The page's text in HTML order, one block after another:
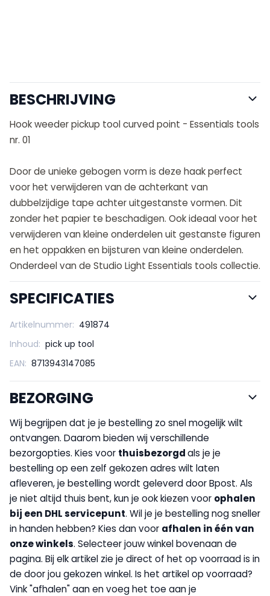
BESCHRIJVING
Hook weeder pickup tool curved point - Essentials tools
nr. 01
Door de unieke gebogen vorm is deze haak perfect
voor het verwijderen van de achterkant van
dubbelzijdige tape achter uitgestanste vormen. Dit
zonder het papier te beschadigen. Ook ideaal voor het
verwijderen van kleine onderdelen uit gestanste figuren
en het oppakken en bijsturen van kleine onderdelen.
Onderdeel van de Studio Light Essentials tools collectie.
SPECIFICATIES
Artikelnummer: 491874
Inhoud: pick up tool
EAN: 8713943147085
BEZORGING
Wij begrijpen dat je je bestelling zo snel mogelijk wilt
ontvangen. Daarom bieden wij verschillende
bezorgopties. Kies voor thuisbezorgdals je je
bestelling op een zelf gekozen adres wilt laten
afleveren, je bestelling wordt geleverd door Bpost. Als
je niet altijd thuis bent, kun je ook kiezen voor ophalen
bij een DHL servicepunt. Wil je je bestelling nog sneller
in handen hebben? Kies dan voor afhalen in één van
onze winkels. Selecteer jouw winkel bovenaan de
pagina. Bij elk artikel zie je direct of het op voorraad is in
de door jou gekozen winkel. Is het artikel op voorraad?
Vink "afhalen" aan en voeg het toe aan je